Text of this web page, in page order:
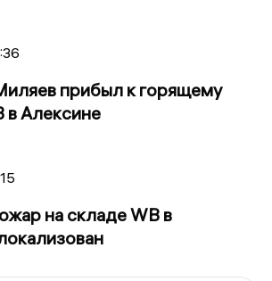
прибыл к горящему
в Алексине
на складе WB в